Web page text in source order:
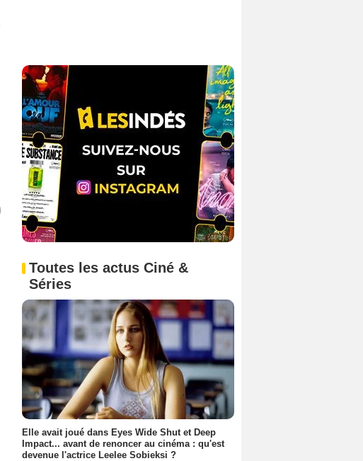
Toutes les actus Ciné &
Séries
Elle avait joué dans Eyes Wide Shut et Deep
Impact... avant de renoncer au cinéma : qu'est
devenue l'actrice Leelee Sobieksi ?